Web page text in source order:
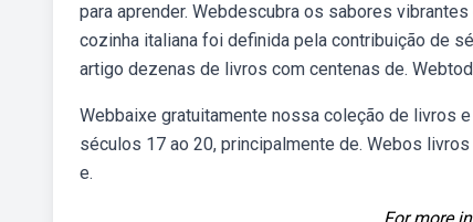
para aprender. Webdescubra os sabores
cozinha italiana foi definida pela contribuição de
artigo dezenas de livros com centenas de.
Webbaixe gratuitamente nossa coleção de livros
séculos 17 ao 20, principalmente de. Webos
e.